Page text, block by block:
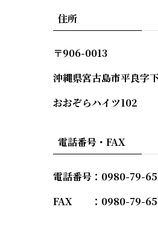
住所
〒906-0013
沖縄県宮古島市平良字
おおぞらハイツ102
電話番号・FAX
電話番号：0980-79-
FAX ：0980-79-